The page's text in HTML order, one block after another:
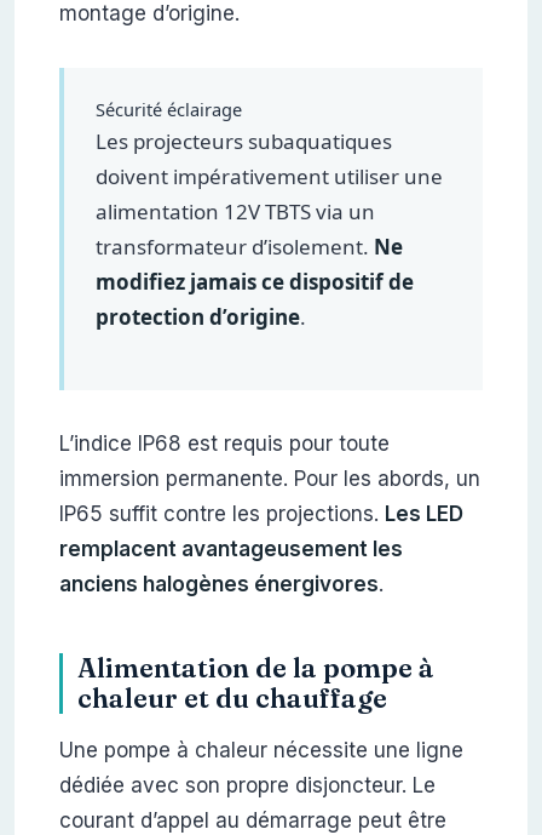
montage d’origine.
Sécurité éclairage
Les projecteurs subaquatiques
doivent impérativement utiliser une
alimentation 12V TBTS via un
transformateur d’isolement. Ne
modifiez jamais ce dispositif de
protection d’origine.
L’indice IP68 est requis pour toute
immersion permanente. Pour les abords, un
IP65 suffit contre les projections. Les LED
remplacent avantageusement les
anciens halogènes énergivores.
Alimentation de la pompe à
chaleur et du chauffage
Une pompe à chaleur nécessite une ligne
dédiée avec son propre disjoncteur. Le
courant d’appel au démarrage peut être